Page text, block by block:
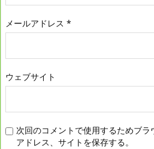
メールアドレス *
ウェブサイト
次回のコメントで使用するためブ
アドレス、サイトを保存する。